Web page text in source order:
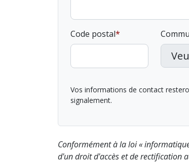
Code postal
Vos informations de contact
signalement.
Conformément à la loi «
d'un droit d'accès et de rectification